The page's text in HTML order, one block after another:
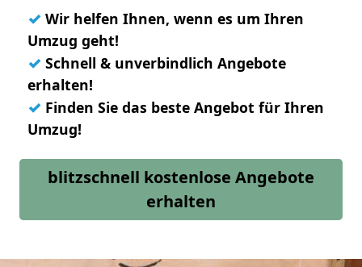
✓ Wir helfen Ihnen, wenn es um Ihren
Umzug geht!
✓ Schnell & unverbindlich Angebote
erhalten!
✓ Finden Sie das beste Angebot für Ihren
Umzug!
blitzschnell kostenlose Angebote
erhalten